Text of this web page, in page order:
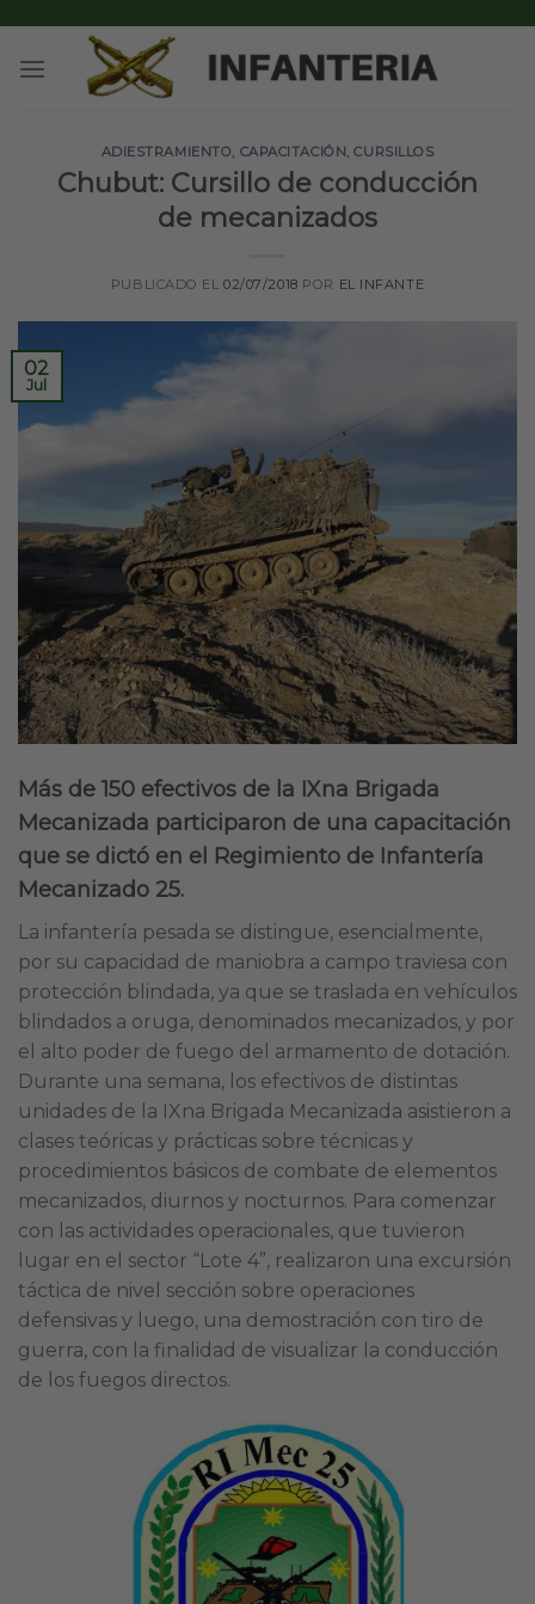
content
ADIESTRAMIENTO, CAPACITACIÓN,CURSILLOS
Chubut: Cursillo de conducción
de mecanizados
PUBLICADO EL02/07/2018 POR EL INFANTE
02
Jul
Más de 150 efectivos de la IXna Brigada
Mecanizada participaron de una capacitación
que se dictó en el Regimiento de Infantería
Mecanizado 25.
La infantería pesada se distingue, esencialmente,
por su capacidad de maniobra a campo traviesa con
protección blindada, ya que se traslada en vehículos
blindados a oruga, denominados mecanizados, y por
el alto poder de fuego del armamento de dotación.
Durante una semana, los efectivos de distintas
unidades de la IXna Brigada Mecanizada asistieron a
clases teóricas y prácticas sobre técnicas y
procedimientos básicos de combate de elementos
mecanizados, diurnos y nocturnos. Para comenzar
con las actividades operacionales, que tuvieron
lugar en el sector “Lote 4”, realizaron una excursión
táctica de nivel sección sobre operaciones
defensivas y luego, una demostración con tiro de
guerra, con la finalidad de visualizar la conducción
de los fuegos directos.